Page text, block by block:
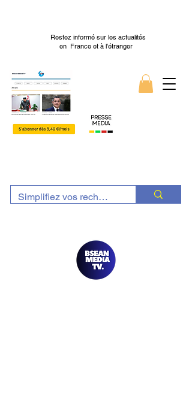
Restez informé sur les actualités
en France et à l’étranger